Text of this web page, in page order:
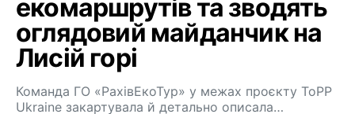
екомаршрутів та зводять
оглядовий майданчик на
Лисій горі
Команда ГО «РахівЕкоТур» у межах проєкту ToPP
Ukraine закартувала й детально описала…